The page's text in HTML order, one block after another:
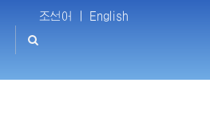
조선어 | English